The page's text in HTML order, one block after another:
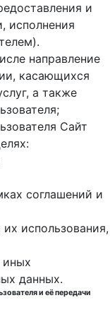
и
исполнения
направление
касающихся
а также
Сайт
соглашений и
использования,
иных
данных.
и её передачи